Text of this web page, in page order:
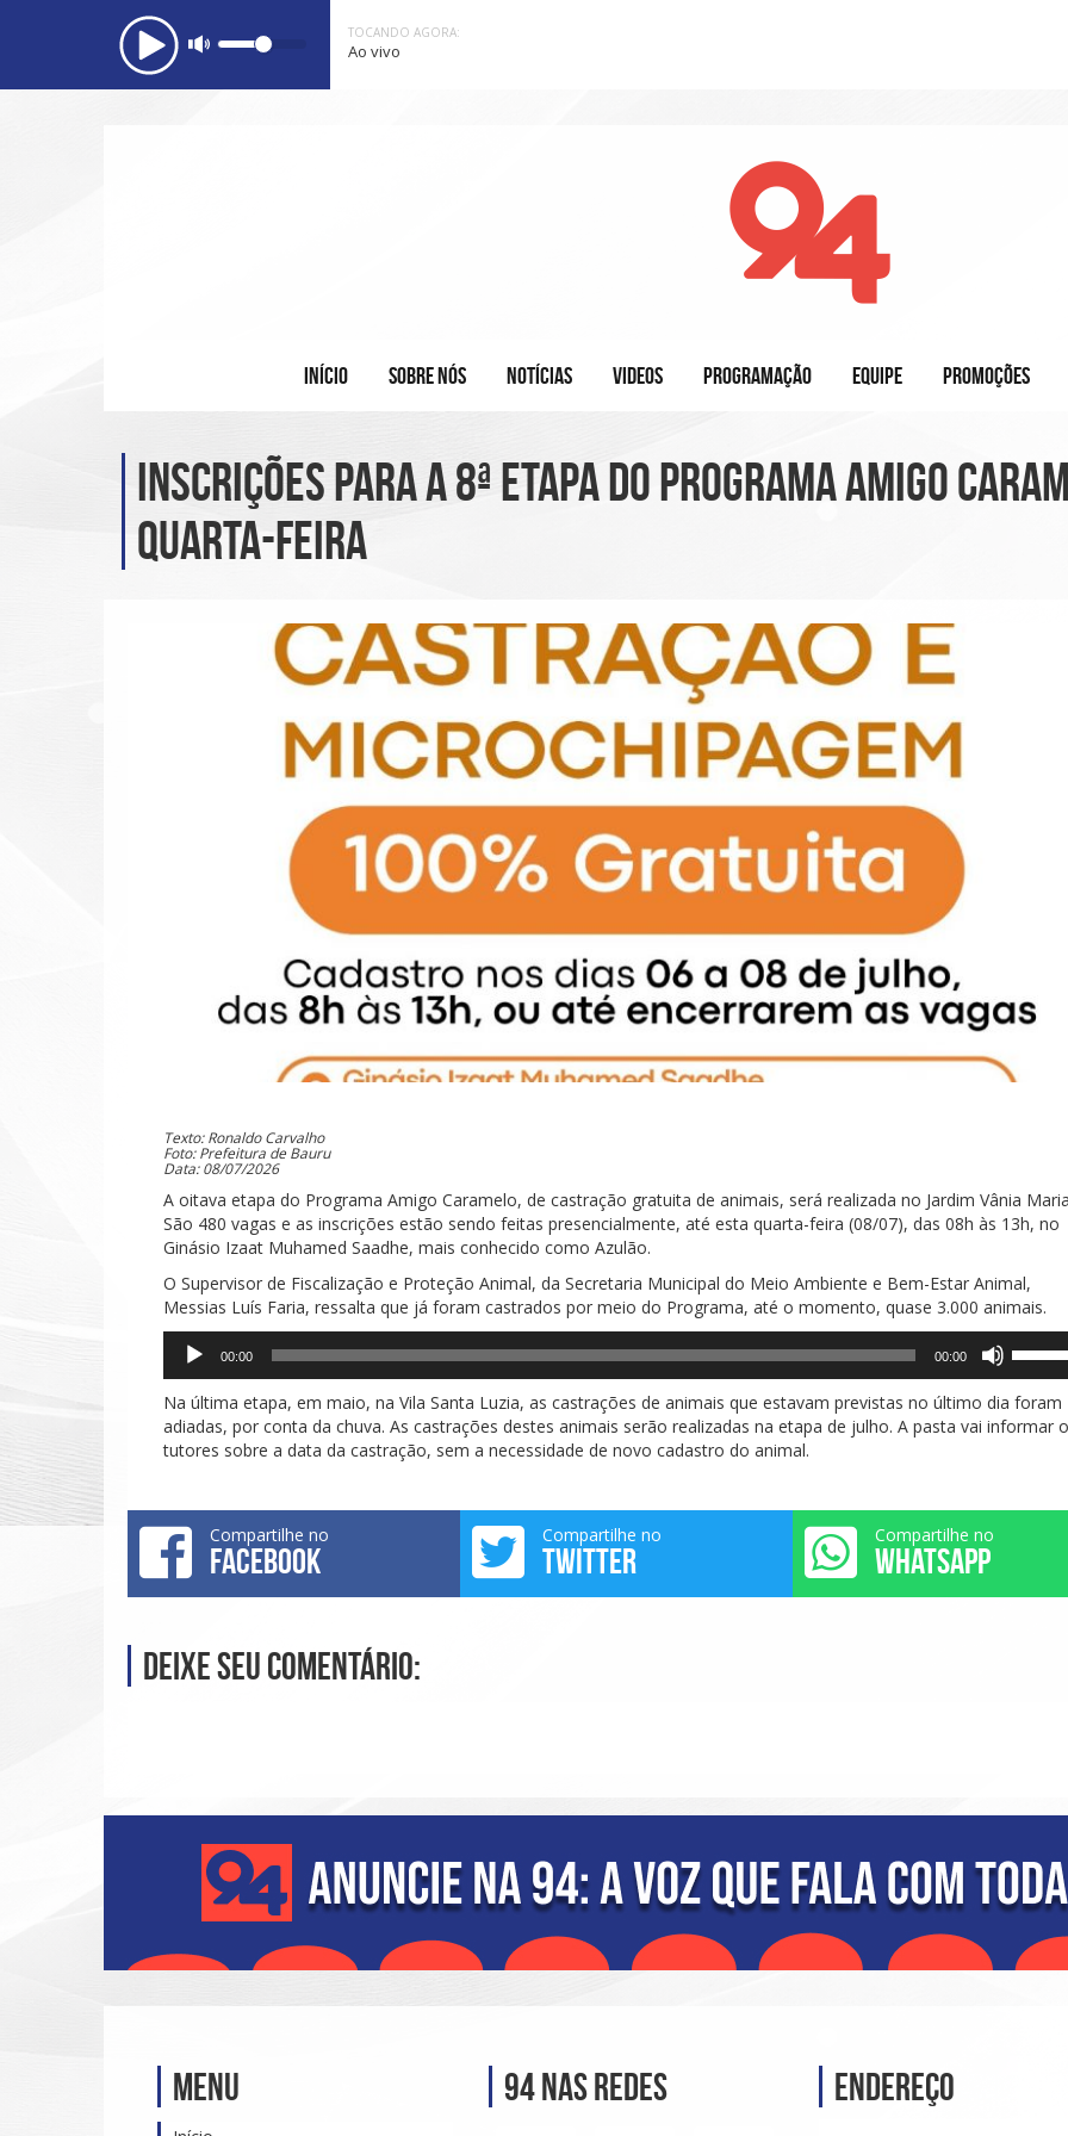
TOCANDO AGORA:
Ao vivo
INÍCIO SOBRE NÓS NOTÍCIAS VIDEOS PROGRAMAÇÃO EQUIPE PROMOÇÕES
Inscrições para a 8ª etapa do Programa Amigo
quarta-feira
Texto: Ronaldo Carvalho
Foto: Prefeitura de Bauru
Data: 08/07/2026
A oitava etapa do Programa Amigo Caramelo, de castração gratuita de animais, será realizada no Jardim Vânia
São 480 vagas e as inscrições estão sendo feitas presencialmente, até esta quarta-feira (08/07), das 08h às 13h, no
Ginásio Izaat Muhamed Saadhe, mais conhecido como Azulão.
O Supervisor de Fiscalização e Proteção Animal, da Secretaria Municipal do Meio Ambiente e Bem-Estar Animal,
Messias Luís Faria, ressalta que já foram castrados por meio do Programa, até o momento, quase 3.000 animais.
Tocador
00:00 00:00
as
para
cima
baixo
Na última etapa, em maio, na Vila Santa Luzia, as castrações de animais que estavam previstas no último dia foram
adiadas, por conta da chuva. As castrações destes animais serão realizadas na etapa de julho. A pasta vai informar
tutores sobre a data da castração, sem a necessidade de novo cadastro do animal.
Compartilhe no
FACEBOOK
Compartilhe no
TWITTER
Compartilhe no
WHATSAPP
Deixe seu comentário:
Menu 94 nas Redes Endereço